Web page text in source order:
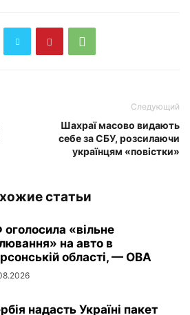
Следующий
Шахраї масово видають
себе за СБУ, розсилаючи
українцям «повістки»
статьи
«вільне
на авто в
області, — ОВА
надасть Україні пакет